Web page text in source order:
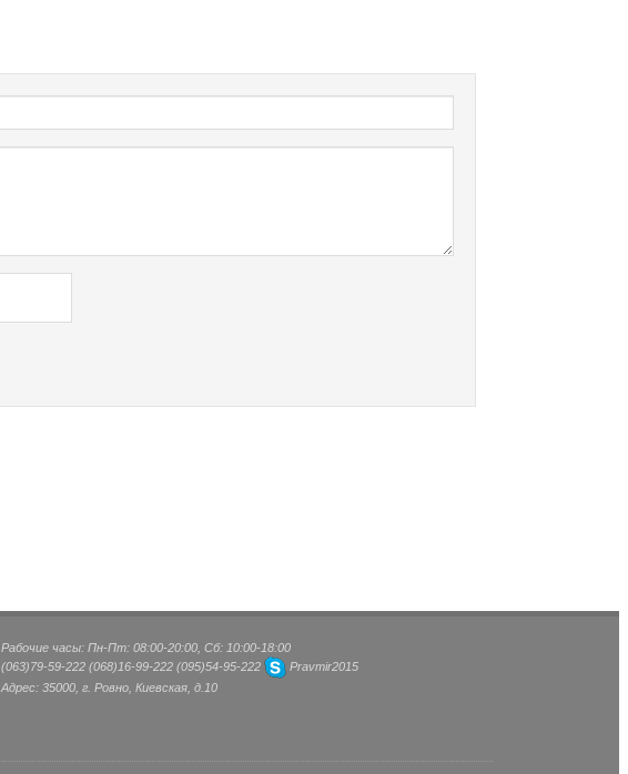
Рабочие часы: Пн-Пт: 08:00-20:00, Сб: 10:00-18:00
(063)79-59-222 (068) 16-99-222 (095)54-95-222
Pravmir2015
Адрес: 35000, г. Ровно, Киевская, д.10